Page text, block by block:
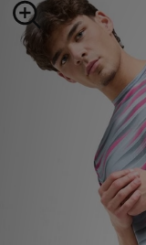
MULHER
CRIANÇA
FUTEBOL JD